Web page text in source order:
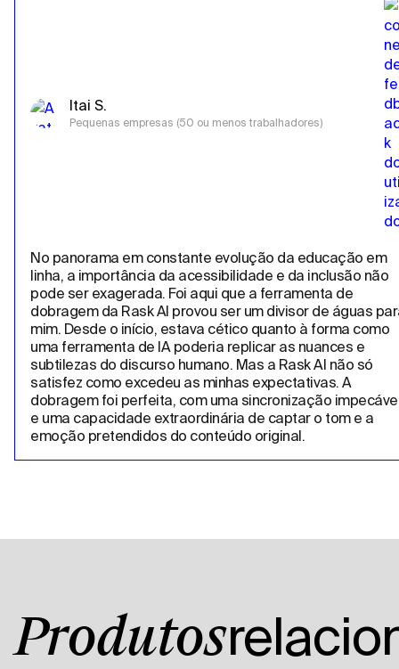
Itai S.
Pequenas empresas (50 ou menos trabalhadores)
No panorama em constante evolução da educação em
linha, a importância da acessibilidade e da inclusão não
pode ser exagerada. Foi aqui que a ferramenta de
dobragem da Rask AI provou ser um divisor de águas
mim. Desde o início, estava cético quanto à forma como
uma ferramenta de IA poderia replicar as nuances e
subtilezas do discurso humano. Mas a Rask AI não só
satisfez como excedeu as minhas expectativas. A
dobragem foi perfeita, com uma sincronização
e uma capacidade extraordinária de captar o tom e a
emoção pretendidos do conteúdo original.
Produtos